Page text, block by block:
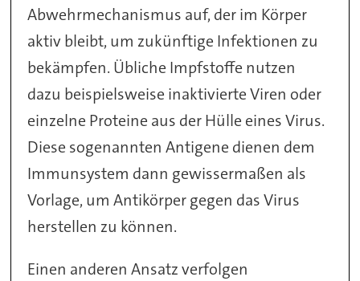
Abwehrmechanismus auf, der im Körper
aktiv bleibt, um zukünftige Infektionen zu
bekämpfen. Übliche Impfstoffe nutzen
dazu beispielsweise inaktivierte Viren oder
einzelne Proteine aus der Hülle eines Virus.
Diese sogenannten Antigene dienen dem
Immunsystem dann gewissermaßen als
Vorlage, um Antikörper gegen das Virus
herstellen zu können.
Einen anderen Ansatz verfolgen